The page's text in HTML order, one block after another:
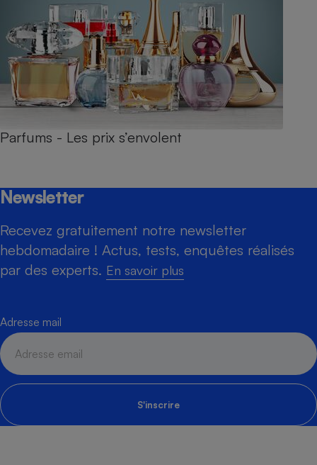
Parfums - Les prix s’envolent
Newsletter
Recevez gratuitement notre newsletter
hebdomadaire ! Actus, tests, enquêtes réalisés
par des experts. En savoir plus
Adresse mail
S'inscrire